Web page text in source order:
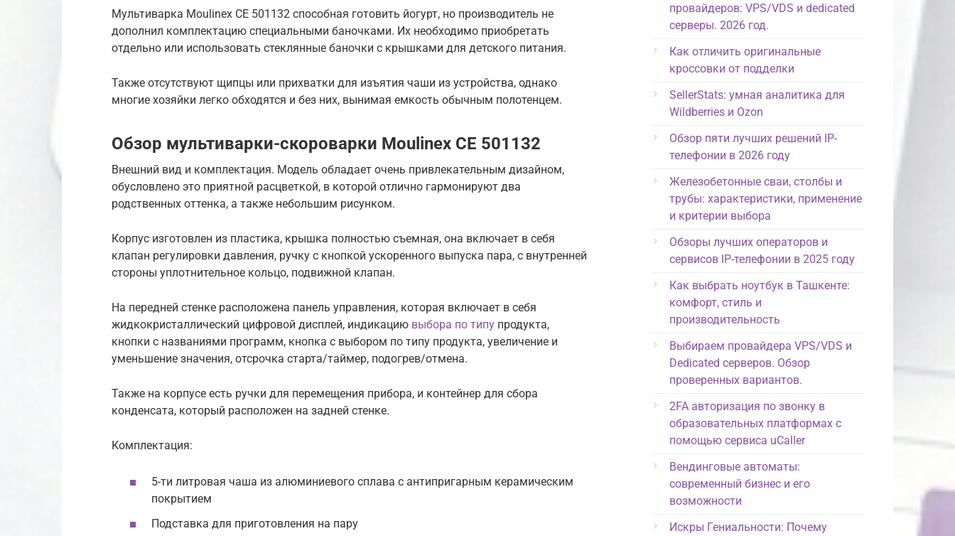
Мультиварка Moulinex CE 501132 способная готовить йогурт, но производитель не
дополнил комплектацию специальными баночками. Их необходимо приобретать
отдельно или использовать стеклянные баночки с крышками для детского питания.
Также отсутствуют щипцы или прихватки для изъятия чаши из устройства, однако
многие хозяйки легко обходятся и без них, вынимая емкость обычным полотенцем.
Обзор мультиварки-скороварки Moulinex CE 501132
Внешний вид и комплектация. Модель обладает очень привлекательным дизайном,
обусловлено это приятной расцветкой, в которой отлично гармонируют два
родственных оттенка, а также небольшим рисунком.
Корпус изготовлен из пластика, крышка полностью съемная, она включает в себя
клапан регулировки давления, ручку с кнопкой ускоренного выпуска пара, с внутренней
стороны уплотнительное кольцо, подвижной клапан.
На передней стенке расположена панель управления, которая включает в себя
жидкокристаллический цифровой дисплей, индикацию выбора по типу продукта,
кнопки с названиями программ, кнопка с выбором по типу продукта, увеличение и
уменьшение значения, отсрочка старта/таймер, подогрев/отмена.
Также на корпусе есть ручки для перемещения прибора, и контейнер для сбора
конденсата, который расположен на задней стенке.
Комплектация:
5-ти литровая чаша из алюминиевого сплава с антипригарным керамическим
покрытием
Подставка для приготовления на пару
провайдеров: VPS/VDS и dedicated
серверы. 2026 год.
Как отличить оригинальные
кроссовки от подделки
SellerStats: умная аналитика для
Wildberries и Ozon
Обзор пяти лучших решений IP-
телефонии в 2026 году
Железобетонные сваи, столбы и
трубы: характеристики, применение
и критерии выбора
Обзоры лучших операторов и
сервисов IP-телефонии в 2025 году
Как выбрать ноутбук в Ташкенте:
комфорт, стиль и
производительность
Выбираем провайдера VPS/VDS и
Dedicated серверов. Обзор
проверенных вариантов.
2FA авторизация по звонку в
образовательных платформах с
помощью сервиса uCaller
Вендинговые автоматы:
современный бизнес и его
возможности
Искры Гениальности: Почему